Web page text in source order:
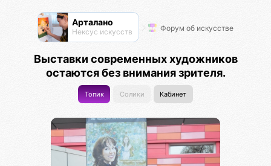
Арталано
Нексус искусств Форум об искусстве
Выставки современных художников
остаются без внимания зрителя.
Топик Солики Кабинет